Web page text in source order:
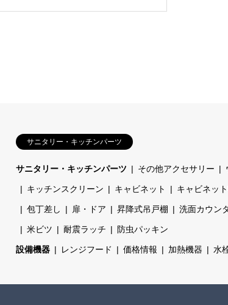
サニタリー・キッチンパーツ
サニタリー・キッチンパーツ その他アクセサリー
キッチンスクリーン キャビネット キャビネッ
包丁差し 扉・ドア 昇降式吊戸棚 洗面カウン
米ビツ 耐震ラッチ 防虫パッキン
設備機器 レンジフード 価格情報 加熱機器 水